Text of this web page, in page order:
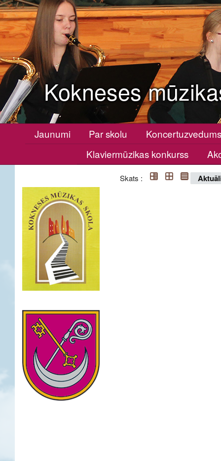
Kokneses
Jaunumi Par skolu
Klaviermūzikas konkurss
Skats :